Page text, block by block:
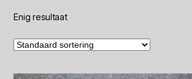
Enig resultaat